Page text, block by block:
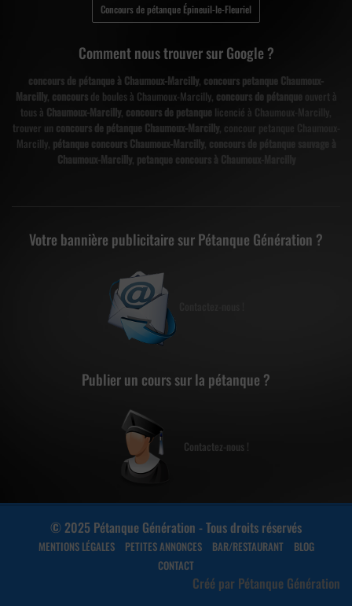
Concours de pétanque Épineuil-le-Fleuriel
Comment nous trouver sur Google ?
concours de pétanque à Chaumoux-Marcilly, concours petanque Chaumoux-
Marcilly, concoursde boules à Chaumoux-Marcilly, concours de pétanque ouvert à
tous à Chaumoux-Marcilly, concours de petanque licencié à Chaumoux-Marcilly,
trouver un concours de pétanque Chaumoux-Marcilly, concour petanque Chaumoux-
Marcilly, pétanque concours Chaumoux-Marcilly, concours de pétanque sauvage à
Chaumoux-Marcilly, petanque concours à Chaumoux-Marcilly
Votre bannière publicitaire sur Pétanque Génération ?
Publier un cours sur la pétanque ?
Contactez-nous !
© 2025 Pétanque Génération - Tous droits réservés
MENTIONS LÉGALES PETITES ANNONCES BAR/RESTAURANT
BLOG
CONTACT
Créé par Pétanque Génération